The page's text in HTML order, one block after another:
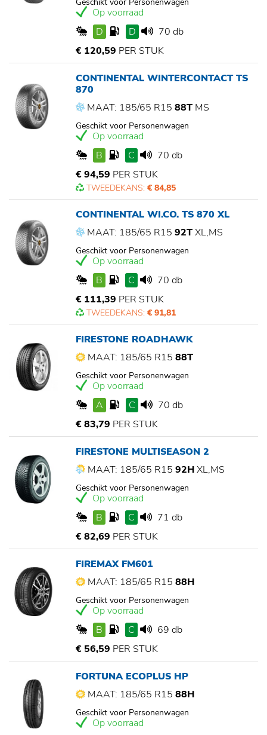
Op voorraad
D
D
70 db
€ 120,59 PER STUK
CONTINENTAL WINTERCONTACT TS
870
MAAT: 185/65 R15 88T MS
Geschikt voor Personenwagen
Op voorraad
B
C
70 db
€ 94,59 PER STUK
TWEEDEKANS: € 84,85
CONTINENTAL WI.CO. TS 870 XL
MAAT: 185/65 R15 92TXL,MS
Geschikt voor Personenwagen
Op voorraad
B
C
70 db
€ 111,39 PER STUK
TWEEDEKANS: € 91,81
FIRESTONE ROADHAWK
MAAT: 185/65 R15 88T
Geschikt voor Personenwagen
Op voorraad
A
C
70 db
€ 83,79 PER STUK
FIRESTONE MULTISEASON 2
MAAT: 185/65 R15 92HXL,MS
Geschikt voor Personenwagen
Op voorraad
B
C
71 db
€ 82,69 PER STUK
FIREMAX FM601
MAAT: 185/65 R15 88H
Geschikt voor Personenwagen
Op voorraad
B
C
69 db
€ 56,59 PER STUK
FORTUNA ECOPLUS HP
MAAT: 185/65 R15 88H
Geschikt voor Personenwagen
Op voorraad